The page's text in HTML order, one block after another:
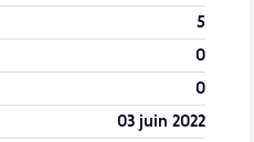
5
0
0
03 juin 2022